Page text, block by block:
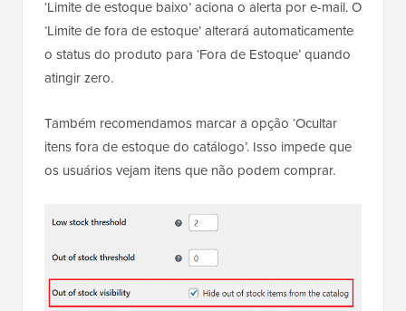
‘Limite de estoque baixo’ aciona o alerta por e-mail. O
‘Limite de fora de estoque’ alterará automaticamente
o status do produto para ‘Fora de Estoque’ quando
atingir zero.
Também recomendamos marcar a opção ‘Ocultar
itens fora de estoque do catálogo’. Isso impede que
os usuários vejam itens que não podem comprar.